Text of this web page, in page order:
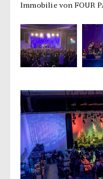
Immobilie von FOUR